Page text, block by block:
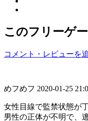
このフリーゲ
コメント・レビューを
めフめフ 2020-01-25
女性目線で監禁状態が
男性の正体が不明で、